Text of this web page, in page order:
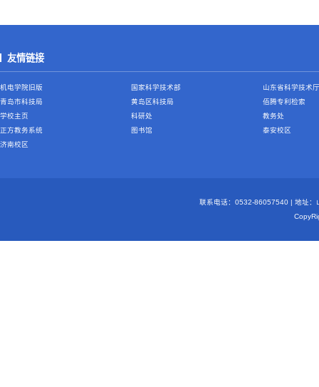
友情链接
机电学院旧版 国家科学技术部
山东省科学技术厅
青岛市科技局
黄岛区科技局
佰腾专利检索
学校主页
科研处
教务处
正方教务系统
图书馆
泰安校区
济南校区
联系电话：0532-86057540 | 地址：